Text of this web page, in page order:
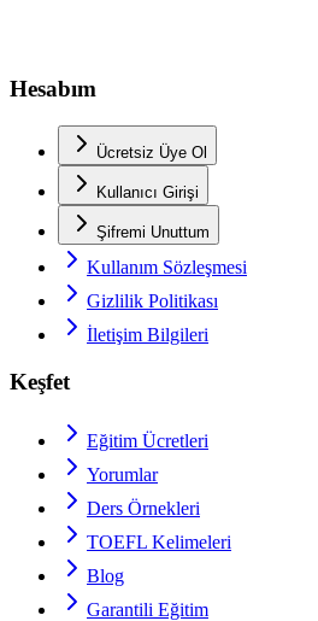
Hesabım
Ücretsiz Üye Ol
Kullanıcı Girişi
Şifremi Unuttum
Kullanım Sözleşmesi
Gizlilik Politikası
İletişim Bilgileri
Keşfet
Eğitim Ücretleri
Yorumlar
Ders Örnekleri
TOEFL Kelimeleri
Blog
Garantili Eğitim